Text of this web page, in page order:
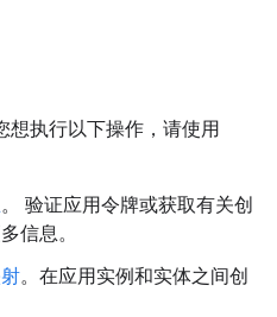
想执行以下操作，请使用
。 验证应用令牌或获取有关创
信息。
。在应用实例和实体之间创